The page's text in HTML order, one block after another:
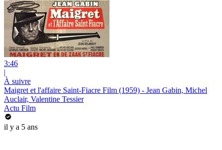
3:46
|
À suivre
Maigret et l'affaire Saint-Fiacre Film (1959) - Jean Gabin, Michel
Auclair, Valentine Tessier
Actu Film
il y a 5 ans